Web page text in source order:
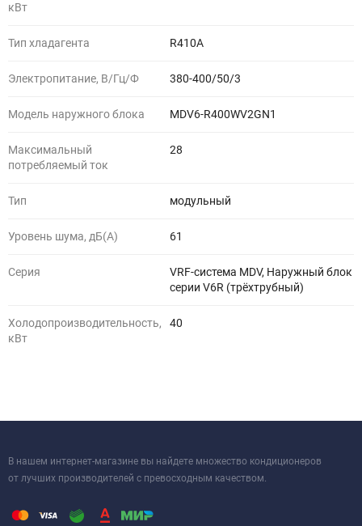
кВт
Тип хладагента R410A
Электропитание, В/Гц/Ф 380-400/50/3
Модель наружного блока MDV6-R400WV2GN1
Максимальный
потребляемый ток
28
Тип модульный
Уровень шума, дБ(A) 61
Серия
VRF-система MDV, Наружный блок
серии V6R (трёхтрубный)
Холодопроизводительность,
кВт
40
В нашем интернет-магазине вы найдете множество кондиционеров
от лучших производителей с превосходным качеством.